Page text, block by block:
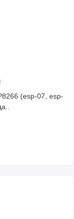
(esp-07, esp-